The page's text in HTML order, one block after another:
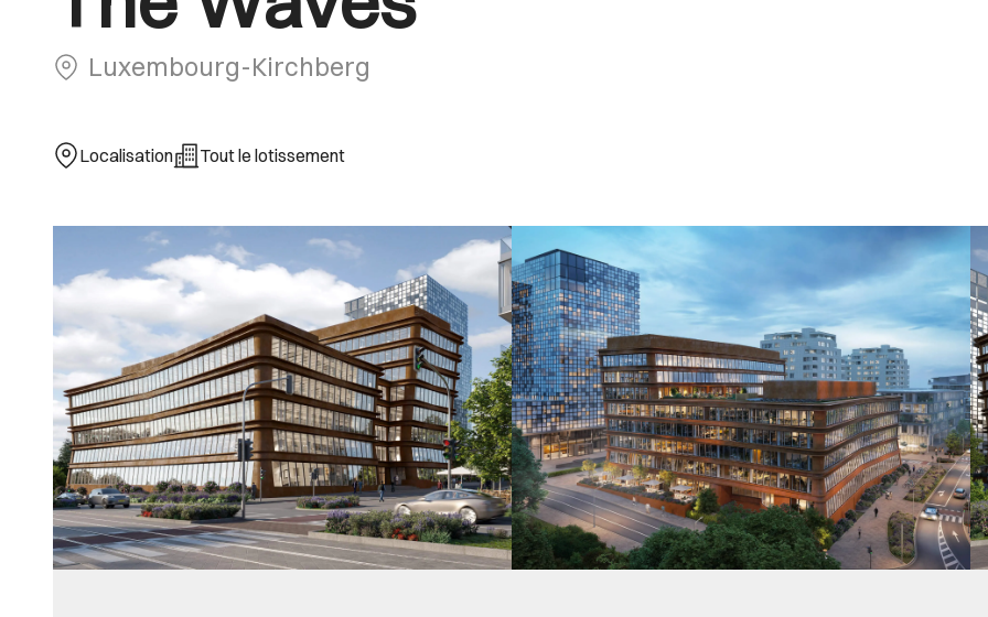
Luxembourg-Kirchberg
Localisation Tout le lotissement
Images Gallery